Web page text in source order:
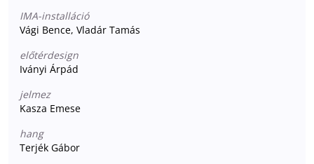
IMA-installáció
Vági Bence, Vladár Tamás
előtérdesign
Iványi Árpád
jelmez
Kasza Emese
hang
Terjék Gábor